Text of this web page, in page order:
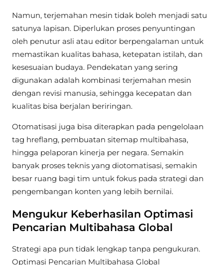
Namun, terjemahan mesin tidak boleh menjadi satu
satunya lapisan. Diperlukan proses penyuntingan
oleh penutur asli atau editor berpengalaman untuk
memastikan kualitas bahasa, ketepatan istilah, dan
kesesuaian budaya. Pendekatan yang sering
digunakan adalah kombinasi terjemahan mesin
dengan revisi manusia, sehingga kecepatan dan
kualitas bisa berjalan beriringan.
Otomatisasi juga bisa diterapkan pada pengelolaan
tag hreflang, pembuatan sitemap multibahasa,
hingga pelaporan kinerja per negara. Semakin
banyak proses teknis yang diotomatisasi, semakin
besar ruang bagi tim untuk fokus pada strategi dan
pengembangan konten yang lebih bernilai.
Mengukur Keberhasilan Optimasi
Pencarian Multibahasa Global
Strategi apa pun tidak lengkap tanpa pengukuran.
Optimasi Pencarian Multibahasa Global